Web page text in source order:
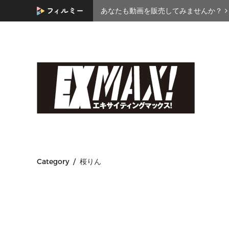
あなたも動画を販売してみませんか？
Category / 桜りん